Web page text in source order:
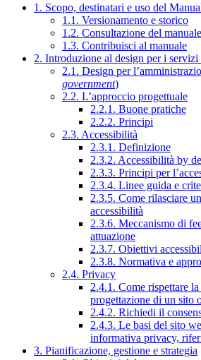
1. Scopo, destinatari e uso del
1.1. Versionamento e storico
1.2. Consultazione del manuale
1.3. Contribuisci al manuale
2. Introduzione al design per i
2.1. Design per
government)
2.2. L’approccio progettuale
2.2.1. Buone pratiche
2.2.2. Principi
2.3. Accessibilità
2.3.1. Definizione
2.3.2. Accessibilità by
2.3.3. Principi per
2.3.4. Linee guida e
2.3.5. Come rilasciare
accessibilità
2.3.6. Meccanismo di
attuazione
2.3.7. Obiettivi
2.3.8. Normativa e
2.4. Privacy
2.4.1. Come rispettare
progettazione di un sito
2.4.2. Richiedi il
2.4.3. Le basi del sito
informativa privacy,
3. Pianificazione, gestione e strategia